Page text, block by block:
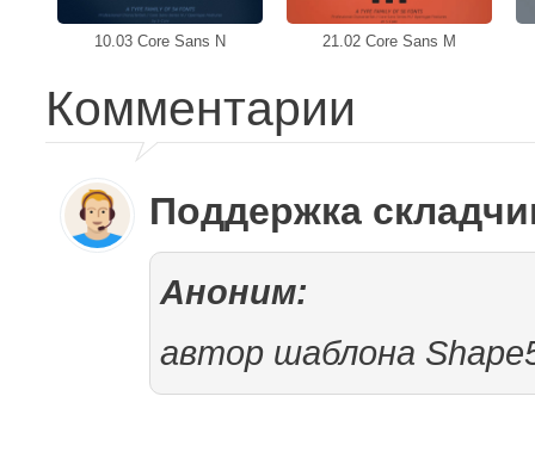
10.03 Core Sans N 21.02 Core Sans M
Комментарии
Поддержка
Аноним:
автор шаблона